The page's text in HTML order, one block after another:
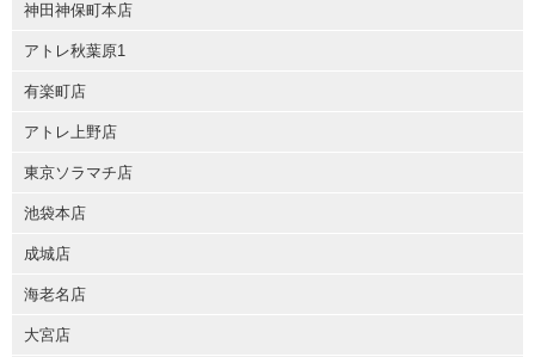
神田神保町本店
アトレ秋葉原1
有楽町店
アトレ上野店
東京ソラマチ店
池袋本店
成城店
海老名店
大宮店